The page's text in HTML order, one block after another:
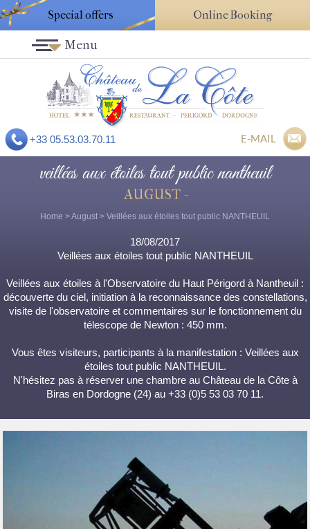
Special offers Online Booking
+33 05.53.03.70.11 E-MAIL
Menu
veillées aux étoiles tout public nantheuil
AUGUST -
Home >August > Veillées aux étoiles tout public NANTHEUIL
18/08/2017
Veillées aux étoiles tout public NANTHEUIL
Veillées aux étoiles à l'Observatoire du Haut Périgord à Nantheuil :
découverte du ciel, initiation à la reconnaissance des constellations,
visite de l'observatoire et commentaires sur le fonctionnement du
télescope de Newton : 450 mm.
Vous êtes visiteurs, participants à la manifestation : Veillées aux
étoiles tout public NANTHEUIL.
N'hésitez pas à réserver une chambre au Château de la Côte à
Biras en Dordogne (24) au +33 (0)5 53 03 70 11.